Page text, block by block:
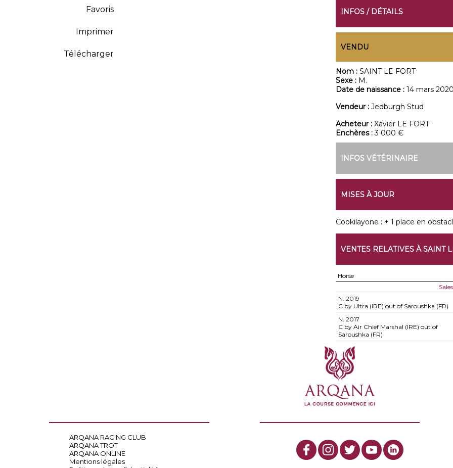
Favoris
Imprimer
Télécharger
INFOS / DÉTAILS
VENDU
Nom : SAINT LE FORT
Sexe : M.
Date de naissance : 14 mars 2020
Vendeur : Jedburgh Stud
Acheteur : Xavier LE FORT
Enchères :3 000 €
INFOS VÉTÉRINAIRE
MISES À JOUR
Cookilayone : + 1 place en
VENTES RELATIVES À SAINT
Horse
N. 2019
C by Ultra (IRE) out of Saroushka (FR)
N. 2017
C by Air Chief Marshal (IRE) out of
Saroushka (FR)
ARQANA RACING CLUB
ARQANA TROT
ARQANA ONLINE
Mentions légales